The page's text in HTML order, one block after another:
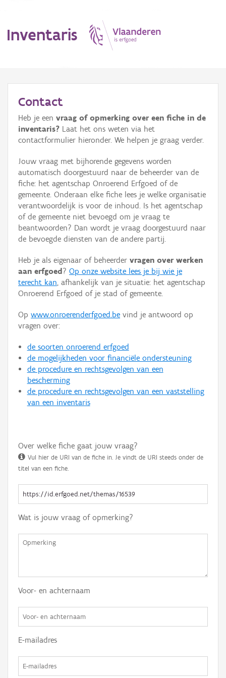
Inventaris
Erfgoedobject
Aanduidingsobject
Waarneming
Thema
Gebeurtenis
Persoon of collectief
Hergebruik
Aanmelden
Contact
Heb je een vraag of opmerking over een fiche in de
inventaris? Laat het ons weten via het
contactformulier hieronder. We helpen je graag verder.
Jouw vraag met bijhorende gegevens worden
automatisch doorgestuurd naar de beheerder van de
fiche: het agentschap Onroerend Erfgoed of de
gemeente. Onderaan elke fiche lees je welke organisatie
verantwoordelijk is voor de inhoud. Is het agentschap
of de gemeente niet bevoegd om je vraag te
beantwoorden? Dan wordt je vraag doorgestuurd naar
de bevoegde diensten van de andere partij.
Heb je als eigenaar of beheerder vragen over werken
aan erfgoed ? Op onze website lees je bij wie je
terecht kan, afhankelijk van je situatie: het agentschap
Onroerend Erfgoed of je stad of gemeente.
Op www.onroerenderfgoed.be vind je antwoord op
vragen over:
de soorten onroerend erfgoed
de mogelijkheden voor financiële ondersteuning
de procedure en rechtsgevolgen van een
bescherming
de procedure en rechtsgevolgen van een vaststelling
van een inventaris
Over welke fiche gaat jouw vraag?
Vul hier de URI van de fiche in. Je vindt de URI steeds onder de
titel van een fiche.
Wat is jouw vraag of opmerking?
Voor- en achternaam
E-mailadres